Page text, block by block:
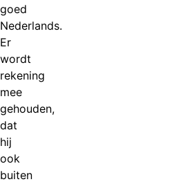
goed
Nederlands.
Er
wordt
rekening
mee
gehouden,
dat
hij
ook
buiten